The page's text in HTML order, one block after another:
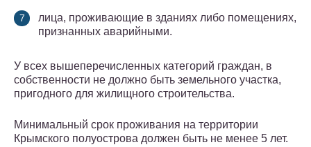
лица, проживающие в зданиях либо помещениях,
признанных аварийными.
У всех вышеперечисленных категорий граждан, в
собственности не должно быть земельного участка,
пригодного для жилищного строительства.
Минимальный срок проживания на территории
Крымского полуострова должен быть не менее 5 лет.